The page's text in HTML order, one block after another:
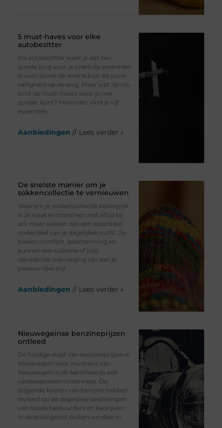
5 must-haves voor elke
autobezitter
Als autobezitter weet je dat een
goede zorg voor je voertuig essentieel
is voor zowel de levensduur als jouw
veiligheid op de weg. Maar wat zijn nu
echt de must-haves waar je niet
zonder kunt? hieronder vind je vijf
essentiële
Aanbiedingen // Lees verder »
De snelste manier om je
sokkencollectie te vernieuwen
Waarom je sokkencollectie belangrijk
is Je staat er misschien niet altijd bij
stil, maar sokken zijn een essentieel
onderdeel van je dagelijkse outfit. Ze
bieden comfort, bescherming en
kunnen een subtiele of juist
opvallende toevoeging zijn aan je
persoonlijke stijl.
Aanbiedingen // Lees verder »
Nieuwegeinse benzineprijzen
ontleed
De huidige staat van benzineprijzen in
Nieuwegein Voor inwoners van
Nieuwegein is de benzineprijs een
veelbesproken onderwerp. De
stijgende kosten van benzine hebben
invloed op de dagelijkse beslissingen
van lokale bestuurders en bedrijven.
In deze blogpost duiken we diep in